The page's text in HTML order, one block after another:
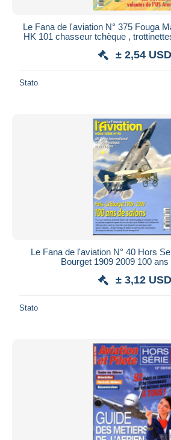
Le Fana de l'aviation N° 375 Fouga
HK 101 chasseur tchèque ,
± 2,54 USD
Stato
Le Fana de l'aviation N° 40 Hors
Bourget 1909 2009 100
± 3,12 USD
Stato